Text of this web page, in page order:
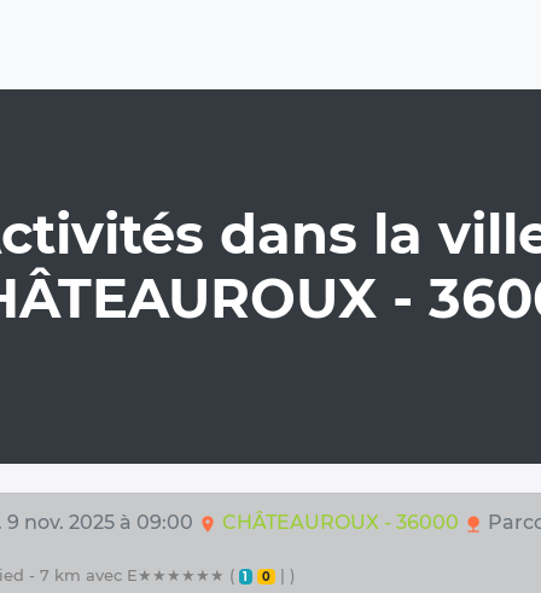
dans la
-
9 nov. 2025 à 09:00 location_on CHÂTEAUROUX - 36000 nature
- 7 km avec E★★★★★★ ( 1 0 | )